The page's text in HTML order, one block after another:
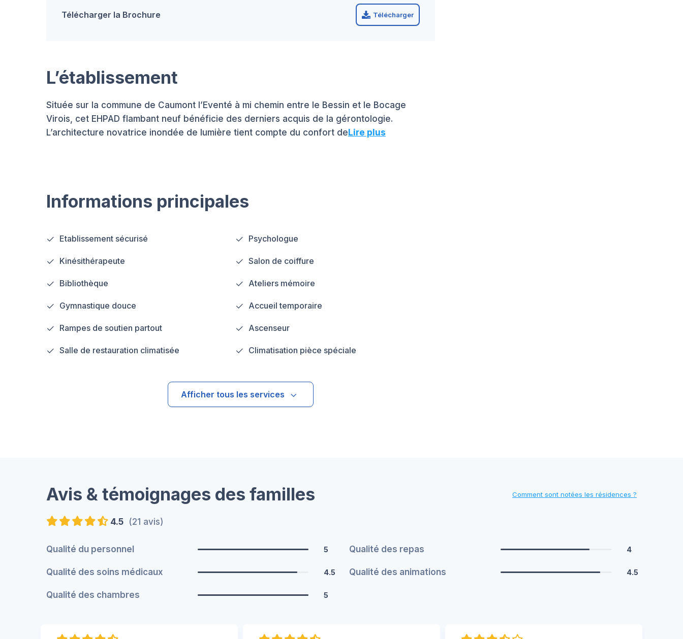
Télécharger la Brochure Télécharger
L’établissement
Située sur la commune de Caumont l’Eventé à mi chemin entre le Bessin et le Bocage
Virois, cet EHPAD flambant neuf bénéficie des derniers acquis de la gérontologie.
L’architecture novatrice inondée de lumière tient compte du confort deLire plus
Informations principales
Etablissement sécurisé Psychologue
Kinésithérapeute Salon de coiffure
Bibliothèque Ateliers mémoire
Gymnastique douce Accueil temporaire
Rampes de soutien partout Ascenseur
Salle de restauration climatisée Climatisation pièce spéciale
Afficher tous les services
Avis & témoignages des familles Comment sont notées les résidences ?
4.5 (21 avis)
Qualité du personnel 5 Qualité des repas 4
Qualité des soins médicaux 4.5 Qualité des animations 4.5
Qualité des chambres 5